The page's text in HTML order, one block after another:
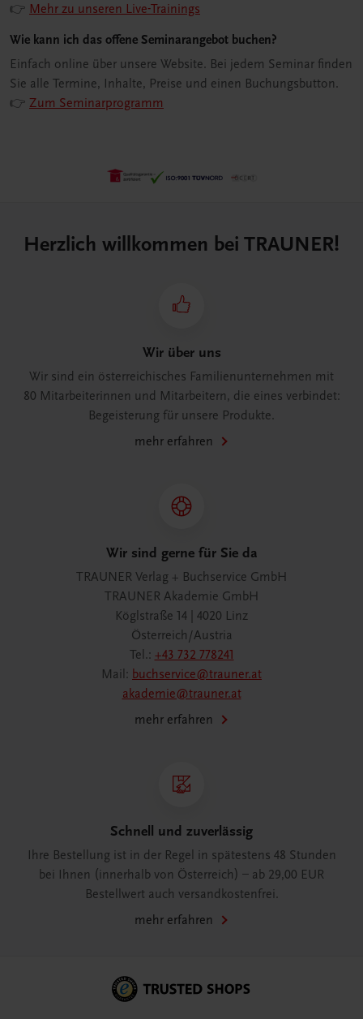
👉 Mehr zu unseren Live-Trainings
Wie kann ich das offene Seminarangebot buchen?
Einfach online über unsere Website. Bei jedem Seminar finden
Sie alle Termine, Inhalte, Preise und einen Buchungsbutton.
👉 Zum Seminarprogramm
Herzlich willkommen bei TRAUNER!
Wir über uns
Wir sind ein österreichisches Familienunternehmen mit
80 Mitarbeiterinnen und Mitarbeitern, die eines verbindet:
Begeisterung für unsere Produkte.
mehr erfahren
Wir sind gerne für Sie da
TRAUNER Verlag + Buchservice GmbH
TRAUNER Akademie GmbH
Köglstraße 14 | 4020 Linz
Österreich/Austria
Tel.: +43 732 778241
Mail: buchservice@trauner.at
akademie@trauner.at
mehr erfahren
Schnell und zuverlässig
Ihre Bestellung ist in der Regel in spätestens 48 Stunden
bei Ihnen (innerhalb von Österreich) – ab 29,00 EUR
Bestellwert auch versandkostenfrei.
mehr erfahren